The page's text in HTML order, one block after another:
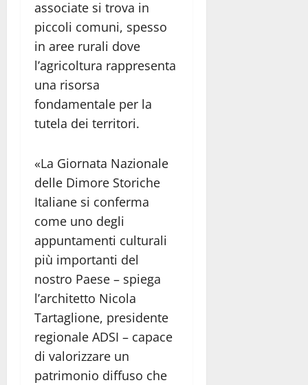
associate si trova in
piccoli comuni, spesso
in aree rurali dove
l’agricoltura rappresenta
una risorsa
fondamentale per la
tutela dei territori.
«La Giornata Nazionale
delle Dimore Storiche
Italiane si conferma
come uno degli
appuntamenti culturali
più importanti del
nostro Paese – spiega
l’architetto Nicola
Tartaglione, presidente
regionale ADSI – capace
di valorizzare un
patrimonio diffuso che